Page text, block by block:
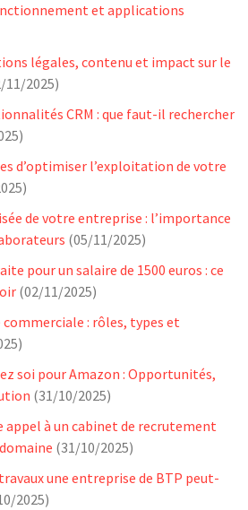
et applications
légales, contenu et impact sur le
11/2025)
CRM : que faut-il rechercher
d’optimiser l’exploitation de votre
de votre entreprise : l’importance
(05/11/2025)
pour un salaire de 1500 euros : ce
(02/11/2025)
commerciale : rôles, types et
soi pour Amazon : Opportunités,
(31/10/2025)
appel à un cabinet de recrutement
(31/10/2025)
une entreprise de BTP peut-
2025)